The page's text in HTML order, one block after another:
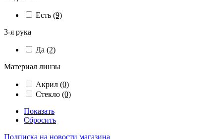
Есть (9)
3-я рука
Да (2)
Материал линзы
Акрил (0)
Стекло (0)
Показать
Сбросить
Подписка на новости магазина